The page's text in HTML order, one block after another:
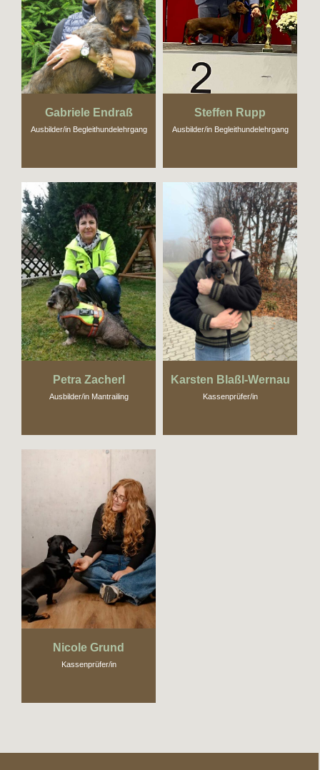
Gabriele Endraß
Ausbilder/in Begleithundelehrgang
Steffen Rupp
Ausbilder/in Begleithundelehrgang
Petra Zacherl
Ausbilder/in Mantrailing
Karsten Blaßl-Wernau
Kassenprüfer/in
Nicole Grund
Kassenprüfer/in